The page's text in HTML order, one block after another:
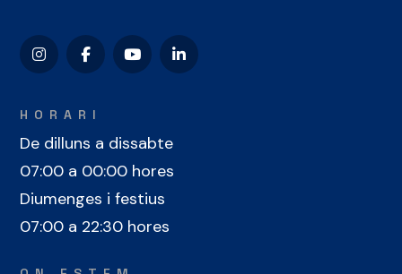
HORARI
De dilluns a dissabte
07:00 a 00:00 hores
Diumenges i festius
07:00 a 22:30 hores